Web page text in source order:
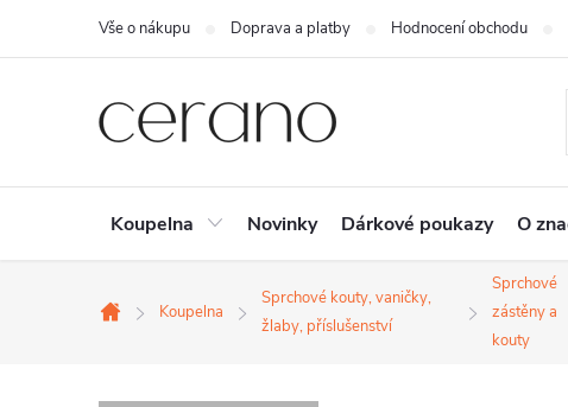
Vše o nákupu Doprava a platby Hodnocení obchodu
Koupelna Novinky Dárkové poukazy O
Domů
Koupelna
Sprchové kouty, vaničky,
žlaby, příslušenství
Sprchové
zástěny a
kouty